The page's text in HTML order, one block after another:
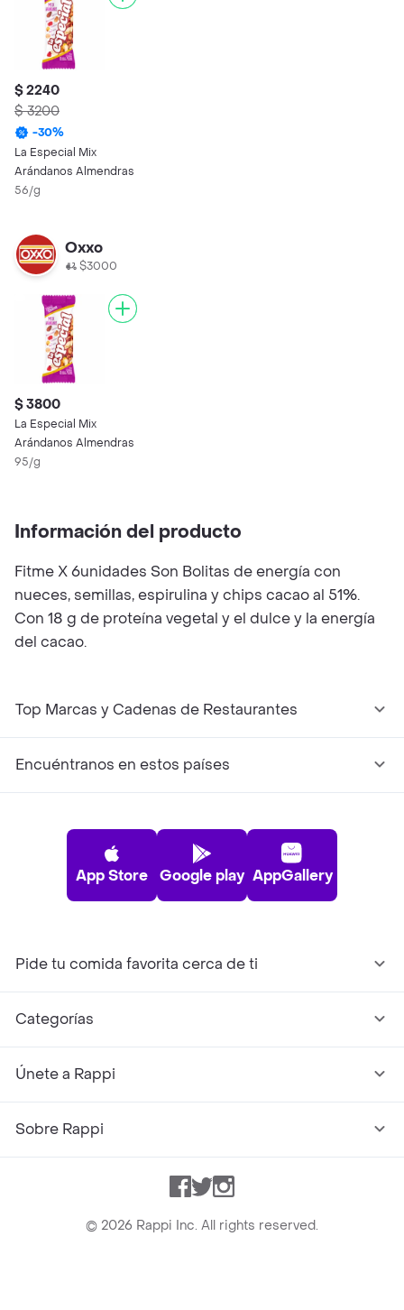
$ 2240
$ 3200
-30%
La Especial Mix
Arándanos Almendras
56/g
Oxxo
$3000
$ 3800
La Especial Mix
Arándanos Almendras
95/g
Información del producto
Fitme X 6unidades Son Bolitas de energía con
nueces, semillas, espirulina y chips cacao al 51%.
Con 18 g de proteína vegetal y el dulce y la energía
del cacao.
Top Marcas y Cadenas de Restaurantes
Encuéntranos en estos países
App Store Google play AppGallery
Pide tu comida favorita cerca de ti
Categorías
Únete a Rappi
Sobre Rappi
Facebook
TwitterInstagram
© 2026 Rappi Inc. All rights reserved.